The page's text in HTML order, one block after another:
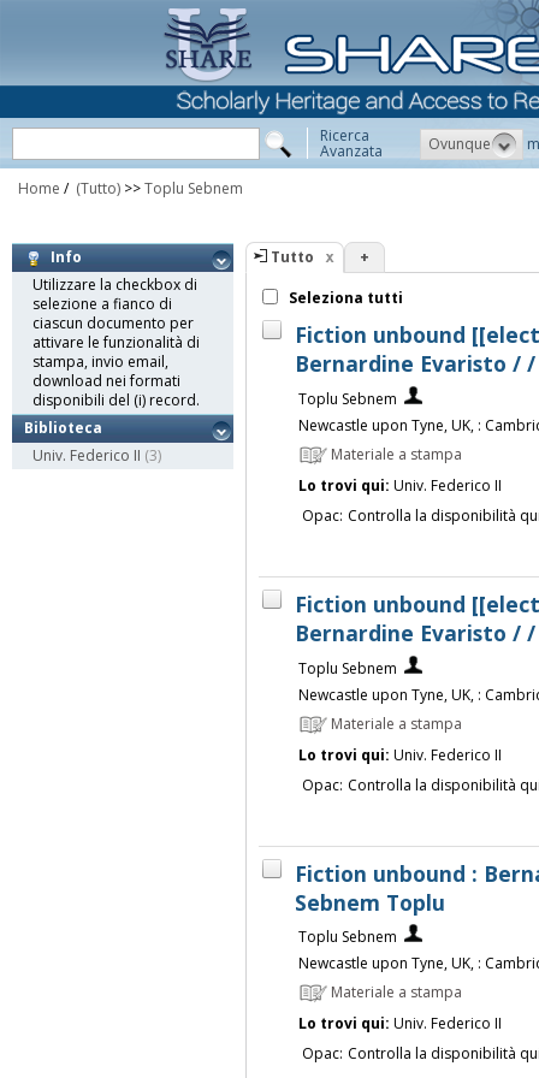
Ricerca
Avanzata Ovunque
Home / (Tutto) >>Toplu Sebnem
Info
Utilizzare la checkbox di
selezione a fianco di
ciascun documento per
attivare le funzionalità di
stampa, invio email,
download nei formati
disponibili del (i) record.
Biblioteca
Univ. Federico II (3)
Tutto +
Seleziona tutti
Fiction unbound
Bernardine Evaristo /
Toplu Sebnem
Newcastle upon Tyne, UK, :
Materiale a stampa
Lo trovi qui: Univ. Federico II
Opac: Controlla la disponibilità
Fiction unbound
Bernardine Evaristo /
Toplu Sebnem
Newcastle upon Tyne, UK, :
Materiale a stampa
Lo trovi qui: Univ. Federico II
Opac: Controlla la disponibilità
Fiction unbound :
Sebnem Toplu
Toplu Sebnem
Newcastle upon Tyne, UK, :
Materiale a stampa
Lo trovi qui: Univ. Federico II
Opac: Controlla la disponibilità